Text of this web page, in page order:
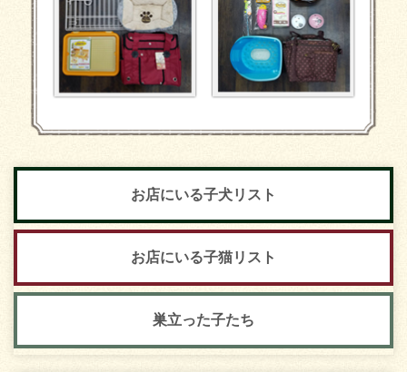
お店にいる子犬リスト
お店にいる子猫リスト
巣立った子たち